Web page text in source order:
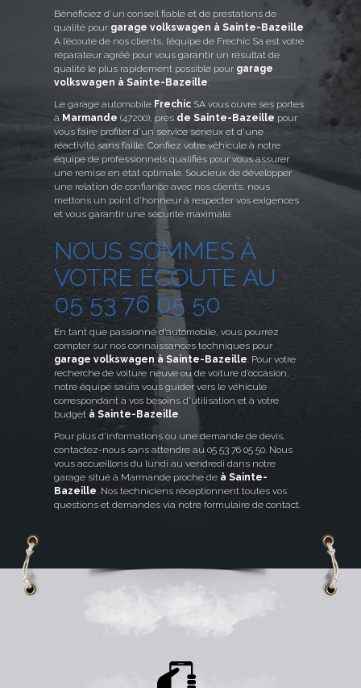
Bénéficiez d’un conseil fiable et de prestations de
qualité pour garage volkswagen à Sainte-Bazeille
A l’écoute de nos clients, l’équipe de Frechic Sa est votre
réparateur agréé pour vous garantir un résultat de
qualité le plus rapidement possible pour garage
volkswagen à Sainte-Bazeille
Le garage automobile Frechic SA vous ouvre ses portes
à Marmande (47200), près de Sainte-Bazeille pour
vous faire profiter d’un service sérieux et d’une
réactivité sans faille. Confiez votre véhicule à notre
équipe de professionnels qualifiés pour vous assurer
une remise en état optimale. Soucieux de développer
une relation de confiance avec nos clients, nous
mettons un point d’honneur à respecter vos exigences
et vous garantir une sécurité maximale.
NOUS SOMMES À
VOTRE ÉCOUTE AU
05 53 76 05 50
En tant que passionné d’automobile, vous pourrez
compter sur nos connaissances techniques pour
garage volkswagen à Sainte-Bazeille . Pour votre
recherche de voiture neuve ou de voiture d’occasion,
notre équipe saura vous guider vers le véhicule
correspondant à vos besoins d’utilisation et à votre
budget à Sainte-Bazeille
Pour plus d’informations ou une demande de devis,
contactez-nous sans attendre au 05 53 76 05 50. Nous
vous accueillons du lundi au vendredi dans notre
garage situé à Marmande proche de à Sainte-
Bazeille . Nos techniciens réceptionnent toutes vos
questions et demandes via notre formulaire de contact.